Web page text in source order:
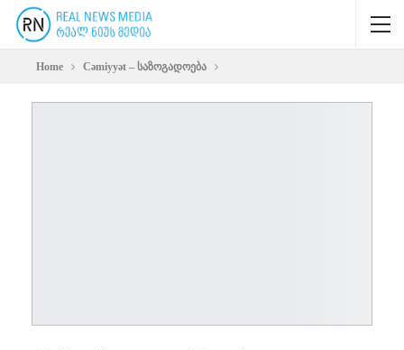
Home Cəmiyyət – საზოგადოება